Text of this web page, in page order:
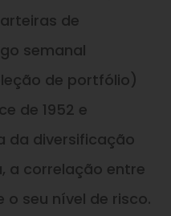
de
semanal
de portfólio)
de 1952 e
da diversificação
a correlação entre
seu nível de risco.